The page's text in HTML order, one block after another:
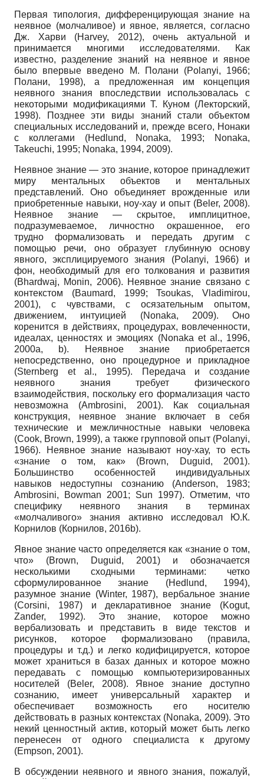
Первая типология, дифференцирующая знание на
неявное (молчаливое) и явное, является, согласно
Дж. Харви (Harvey, 2012), очень актуальной и
принимается многими исследователями. Как
известно, разделение знаний на неявное и явное
было впервые введено М. Полани (Polanyi, 1966;
Полани, 1998), а предложенная им концепция
неявного знания впоследствии использовалась с
некоторыми модификациями Т. Куном (Лекторский,
1998). Позднее эти виды знаний стали объектом
специальных исследований и, прежде всего, Нонаки
с коллегами (Hedlund, Nonaka, 1993; Nonaka,
Takeuchi, 1995; Nonaka, 1994, 2009).
Неявное знание — это знание, которое принадлежит
миру ментальных объектов и ментальных
представлений. Оно объединяет врожденные или
приобретенные навыки, ноу-хау и опыт (Beler, 2008).
Неявное знание — скрытое, имплицитное,
подразумеваемое, личностно окрашенное, его
трудно формализовать и передать другим с
помощью речи, оно образует глубинную основу
явного, эксплицируемого знания (Polanyi, 1966) и
фон, необходимый для его толкования и развития
(Bhardwaj, Monin, 2006). Неявное знание связано с
контекстом (Baumard, 1999; Tsoukas, Vladimirou,
2001), с чувствами, с осязательным опытом,
движением, интуицией (Nonaka, 2009). Оно
коренится в действиях, процедурах, вовлечен­ности,
идеалах, ценностях и эмоциях (Nonaka et al., 1996,
2000a, b). Неявное знание приобретается
непосредственно, оно процедурное и прикладное
(Sternberg et al., 1995). Передача и создание
неявного знания требует физического
взаимодействия, поскольку его формализация часто
невозможна (Ambrosini, 2001). Как социальная
конструкция, неявное знание включает в себя
технические и межличностные навыки человека
(Cook, Brown, 1999), а также групповой опыт (Polanyi,
1966). Неявное знание называют ноу-хау, то есть
«знание о том, как» (Brown, Duguid, 2001).
Большинство особенностей индивидуальных
навыков недоступны сознанию (Anderson, 1983;
Ambrosini, Bowman 2001; Sun 1997). Отметим, что
специфику неявного знания в терминах
«молчаливого» знания активно исследовал Ю.К.
Корнилов (Корнилов, 2016b).
Явное знание часто определяется как «знание о том,
что» (Brown, Duguid, 2001) и обозначается
несколькими сходными терминами: четко
сформулированное знание (Hedlund, 1994),
разумное знание (Winter, 1987), вербальное знание
(Corsini, 1987) и декларативное знание (Kogut,
Zander, 1992). Это знание, которое можно
вербализовать и представить в виде текстов и
рисунков, которое формализовано (правила,
процедуры и т.д.) и легко ко­дифицируется, которое
может храниться в базах данных и которое можно
передавать с помощью компьютеризированных
носителей (Beler, 2008). Явное знание доступно
сознанию, имеет универсальный характер и
обеспечивает возможность его носителю
действовать в разных контекстах (Nonaka, 2009). Это
некий ценностный актив, который может быть легко
перенесен от одного специалиста к другому
(Empson, 2001).
В обсуждении неявного и явного знания, пожалуй,